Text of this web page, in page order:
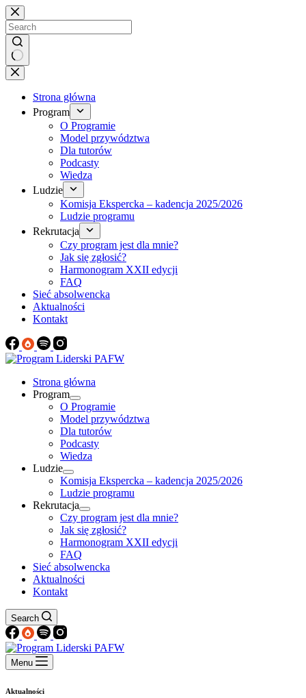
Brak
wyników
Strona główna
Program
O Programie
Model przywództwa
Dla tutorów
Podcasty
Wiedza
Ludzie
Komisja Ekspercka – kadencja 2025/2026
Ludzie programu
Rekrutacja
Czy program jest dla mnie?
Jak się zgłosić?
Harmonogram XXII edycji
FAQ
Sieć absolwencka
Aktualności
Kontakt
Strona główna
Program
O Programie
Model przywództwa
Dla tutorów
Podcasty
Wiedza
Ludzie
Komisja Ekspercka – kadencja 2025/2026
Ludzie programu
Rekrutacja
Czy program jest dla mnie?
Jak się zgłosić?
Harmonogram XXII edycji
FAQ
Sieć absolwencka
Aktualności
Kontakt
Search
Menu
Aktualności